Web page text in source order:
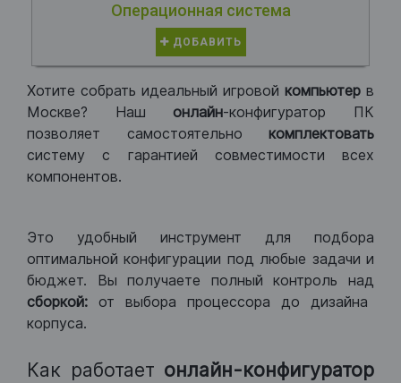
Операционная система
ДОБАВИТЬ
Хотите собрать идеальный игровой компьютер в
Москве? Нашонлайн-конфигуратор ПК
позволяет самостоятельно комплектовать
систему с гарантией совместимости всех
компонентов.
Это удобный инструмент для подбора
оптимальной конфигурации под любые задачи и
бюджет. Вы получаете полный контроль над
сборкой: от выбора процессора до дизайна
корпуса.
Как работает онлайн-конфигуратор